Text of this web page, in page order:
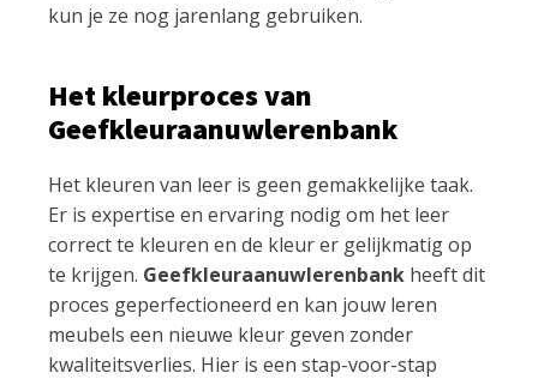
kun je ze nog jarenlang gebruiken.
Het kleurproces van
Geefkleuraanuwlerenbank
Het kleuren van leer is geen gemakkelijke taak.
Er is expertise en ervaring nodig om het leer
correct te kleuren en de kleur er gelijkmatig op
te krijgen. Geefkleuraanuwlerenbank heeft dit
proces geperfectioneerd en kan jouw leren
meubels een nieuwe kleur geven zonder
kwaliteitsverlies. Hier is een stap-voor-stap